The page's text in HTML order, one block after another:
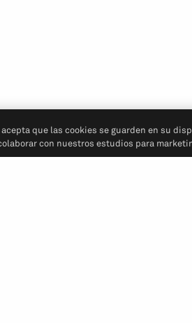
que las cookies se guarden en su
con nuestros estudios para